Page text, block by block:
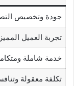
جودة وتخصيص
تجربة العميل
خدمة شاملة
تكلفة معقولة